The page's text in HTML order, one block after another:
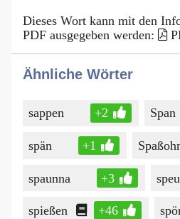
Dieses Wort kann mit den
PDF ausgegeben werden:
Ähnliche Wörter
sappen +2 Span
spän +1
spaunna +3
spießen +46